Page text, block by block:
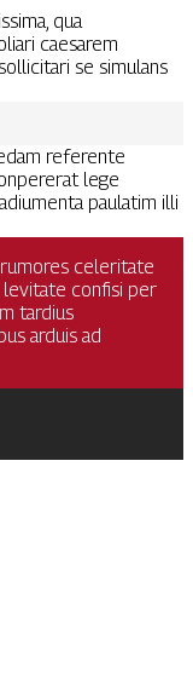
qua
caesarem
se simulans
referente
lege
paulatim illi
celeritate
levitate confisi per
tardius
arduis ad